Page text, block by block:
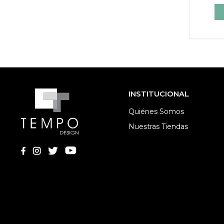
INSTITUCIONAL
Quiénes Somos
Nuestras Tiendas